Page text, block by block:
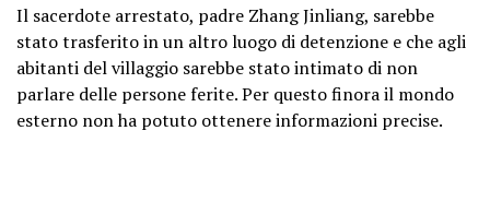
Il sacerdote arrestato, padre Zhang Jinliang, sarebbe
stato trasferito in un altro luogo di detenzione e che agli
abitanti del villaggio sarebbe stato intimato di non
parlare delle persone ferite. Per questo finora il mondo
esterno non ha potuto ottenere informazioni precise.